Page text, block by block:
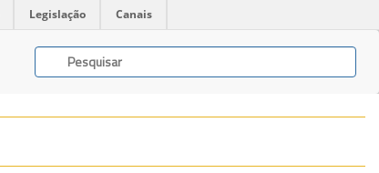
Legislação Canais